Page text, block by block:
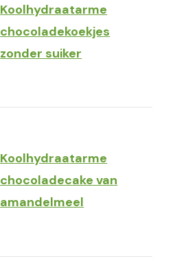
Koolhydraatarme
chocoladekoekjes
zonder suiker
Koolhydraatarme
chocoladecake van
amandelmeel